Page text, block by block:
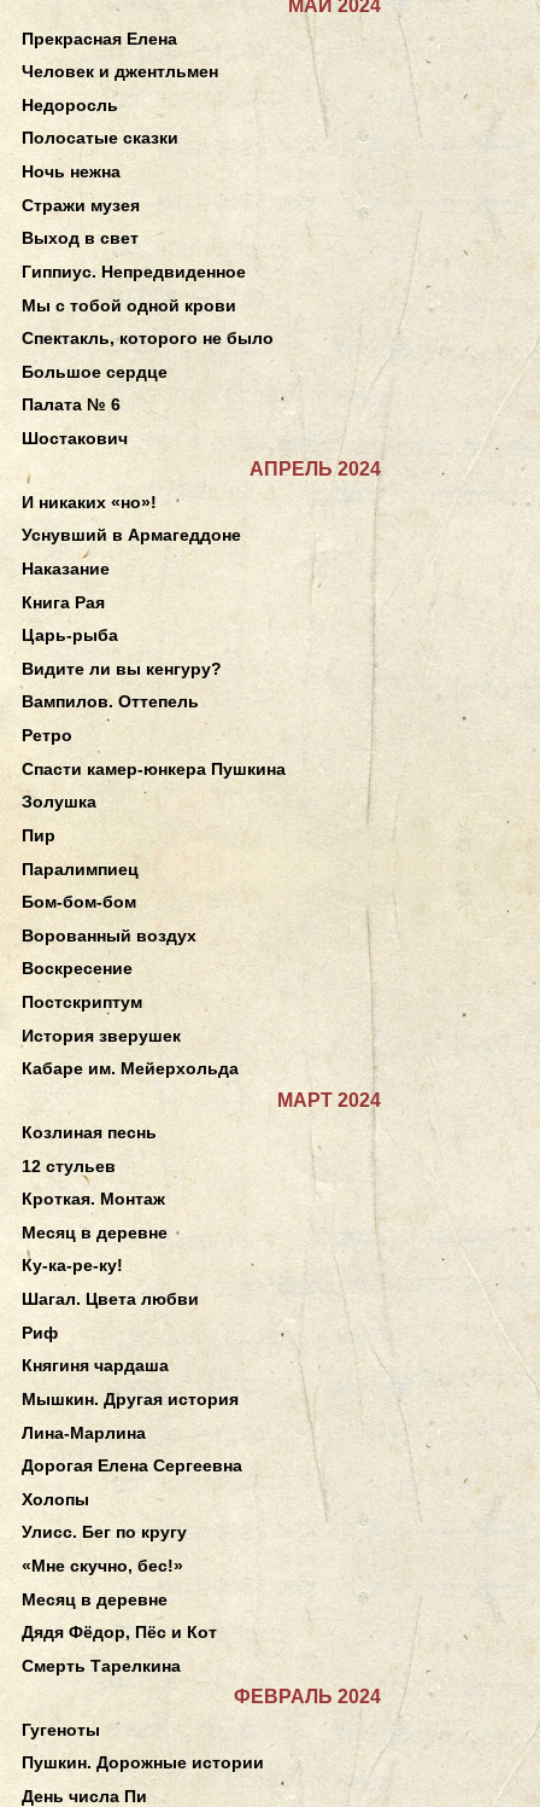
МАЙ 2024
Прекрасная Елена
Человек и джентльмен
Недоросль
Полосатые сказки
Ночь нежна
Стражи музея
Выход в свет
Гиппиус. Непредвиденное
Мы с тобой одной крови
Спектакль, которого не было
Большое сердце
Палата № 6
Шостакович
АПРЕЛЬ 2024
И никаких «но»!
Уснувший в Армагеддоне
Наказание
Книга Рая
Царь-рыба
Видите ли вы кенгуру?
Вампилов. Оттепель
Ретро
Спасти камер-юнкера Пушкина
Золушка
Пир
Паралимпиец
Бом-бом-бом
Ворованный воздух
Воскресение
Постскриптум
История зверушек
Кабаре им. Мейерхольда
МАРТ 2024
Козлиная песнь
12 стульев
Кроткая. Монтаж
Месяц в деревне
Ку-ка-ре-ку!
Шагал. Цвета любви
Риф
Княгиня чардаша
Мышкин. Другая история
Лина-Марлина
Дорогая Елена Сергеевна
Холопы
Улисс. Бег по кругу
«Мне скучно, бес!»
Месяц в деревне
Дядя Фёдор, Пёс и Кот
Смерть Тарелкина
ФЕВРАЛЬ 2024
Гугеноты
Пушкин. Дорожные истории
День числа Пи